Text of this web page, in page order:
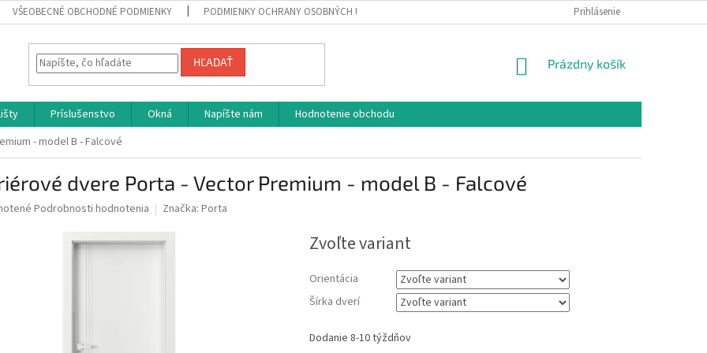
VŠEOBECNÉ OBCHODNÉ PODMIENKY PODMIENKY OCHRANY OSOBNÝCH ÚDAJOV REKLAMAČNÝ PORIADOK
Prihlásenie
HĽADAŤ
NÁKUPNÝ
Prázdny košík
Príslušenstvo Okná Napíšte nám
Hodnotenie obchodu
- model B - Falcové
dvere Porta - Vector Premium - model B - Falcové
Podrobnosti hodnotenia Značka: Porta
Zvoľte variant
Orientácia
Šírka dverí
Dodanie 8-10 týždňov